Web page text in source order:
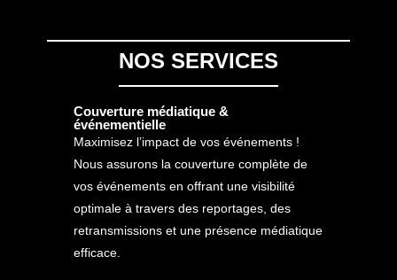
NOS SERVICES
Couverture médiatique &
événementielle
Maximisez l’impact de vos événements !
Nous assurons la couverture complète de
vos événements en offrant une visibilité
optimale à travers des reportages, des
retransmissions et une présence médiatique
efficace.